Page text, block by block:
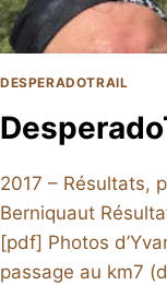
DESPERADOTRAIL
2017 – Résultats,
Berniquaut
[pdf] Photos
passage au km7